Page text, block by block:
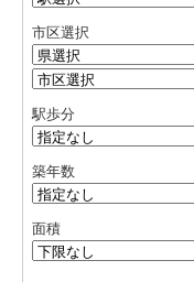
市区選択
駅歩分
築年数
面積